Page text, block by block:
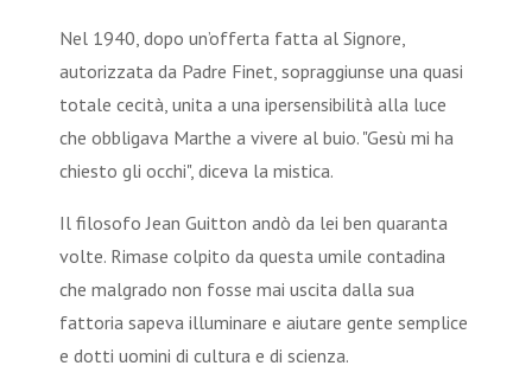
Nel 1940, dopo un’offerta fatta al Signore,
autorizzata da Padre Finet, sopraggiunse una quasi
totale cecità, unita a una ipersensibilità alla luce
che obbligava Marthe a vivere al buio. "Gesù mi ha
chiesto gli occhi", diceva la mistica.
Il filosofo Jean Guitton andò da lei ben quaranta
volte. Rimase colpito da questa umile contadina
che malgrado non fosse mai uscita dalla sua
fattoria sapeva illuminare e aiutare gente semplice
e dotti uomini di cultura e di scienza.